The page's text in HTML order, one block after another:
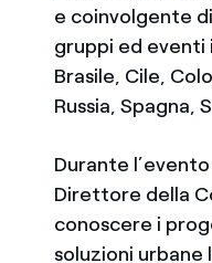
e coinvolgente
gruppi ed eventi
Brasile, Cile,
Russia, Spagna,
Durante
Direttore della
conoscere i
soluzioni